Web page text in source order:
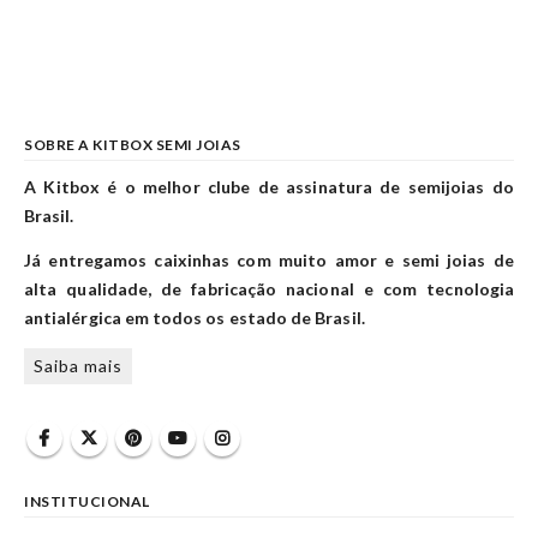
SOBRE A KITBOX SEMI JOIAS
A Kitbox é o melhor clube de assinatura de semijoias do
Brasil.
Já entregamos caixinhas com muito amor e semi joias de
alta qualidade, de fabricação nacional e com tecnologia
antialérgica em todos os estado de Brasil.
Saiba mais
INSTITUCIONAL